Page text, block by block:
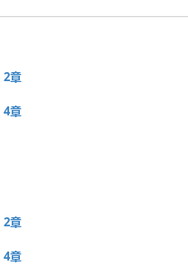
2章
4章
2章
4章